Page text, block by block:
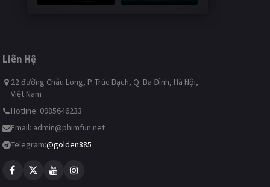
241,717 lượt xem
492,809 lượt xem
Liên Hệ
22 đường Châu Long, P. Trúc Bạch, Q. Ba Đình, Hà Nội,
Việt Nam
Hotline: 0985646233
Email: admin@phimfun.net
Telegram:@golden885